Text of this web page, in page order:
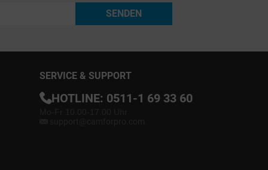
SENDEN
SERVICE & SUPPORT
HOTLINE: 0511-1 69 33 60